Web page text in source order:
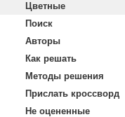
Цветные
Поиск
Авторы
Как решать
Методы решения
Прислать кроссворд
Не оцененные